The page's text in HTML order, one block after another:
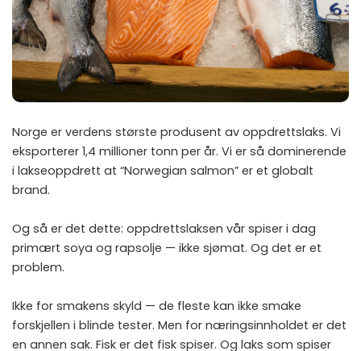
Norge er verdens største produsent av oppdrettslaks. Vi
eksporterer 1,4 millioner tonn per år. Vi er så dominerende
i lakseoppdrett at “Norwegian salmon” er et globalt
brand.
Og så er det dette: oppdrettslaksen vår spiser i dag
primært soya og rapsolje — ikke sjømat. Og det er et
problem.
Ikke for smakens skyld — de fleste kan ikke smake
forskjellen i blinde tester. Men for næringsinnholdet er det
en annen sak. Fisk er det fisk spiser. Og laks som spiser